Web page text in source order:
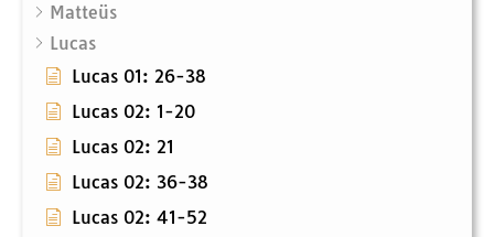
Matteüs
Lucas
Lucas 01: 26-38
Lucas 02: 1-20
Lucas 02: 21
Lucas 02: 36-38
Lucas 02: 41-52